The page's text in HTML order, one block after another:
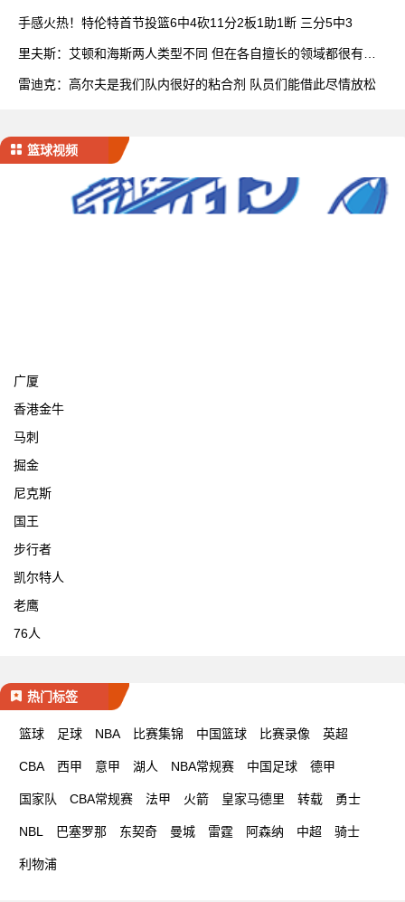
手感火热！特伦特首节投篮6中4砍11分2板1助1断 三分5中3
里夫斯：艾顿和海斯两人类型不同 但在各自擅长的领域都很有效
雷迪克：高尔夫是我们队内很好的粘合剂 队员们能借此尽情放松
篮球视频
广厦
香港金牛
马刺
掘金
尼克斯
国王
步行者
凯尔特人
老鹰
76人
热门标签
篮球 足球 NBA 比赛集锦 中国篮球 比赛录像 英超
CBA 西甲 意甲 湖人 NBA常规赛 中国足球 德甲
国家队 CBA常规赛 法甲 火箭 皇家马德里 转载 勇士
NBL 巴塞罗那 东契奇 曼城 雷霆 阿森纳 中超 骑士
利物浦